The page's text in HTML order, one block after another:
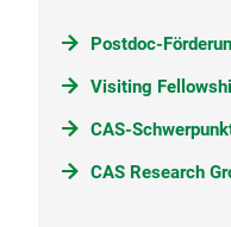
Postdoc-
Visiting
CAS-
CAS Research